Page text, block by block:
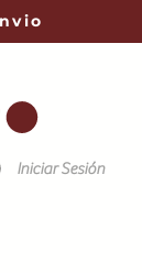
Iniciar Sesión